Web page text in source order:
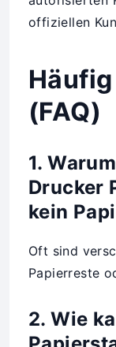
offiziellen
(FAQ)
1.
Drucker
kein
Oft sind
Papierreste
2. Wie